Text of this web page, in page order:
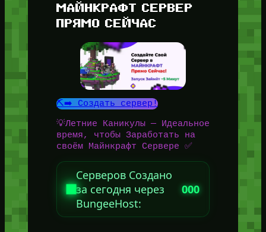
МАЙНКРАФТ СЕРВЕР
ПРЯМО СЕЙЧАС
⛏️➡️ Создать сервер!
💡Летние Каникулы — Идеальное
время, чтобы Заработать на
своём Майнкрафт Сервере ✅
Серверов Создано
за сегодня через
BungeeHost:
000